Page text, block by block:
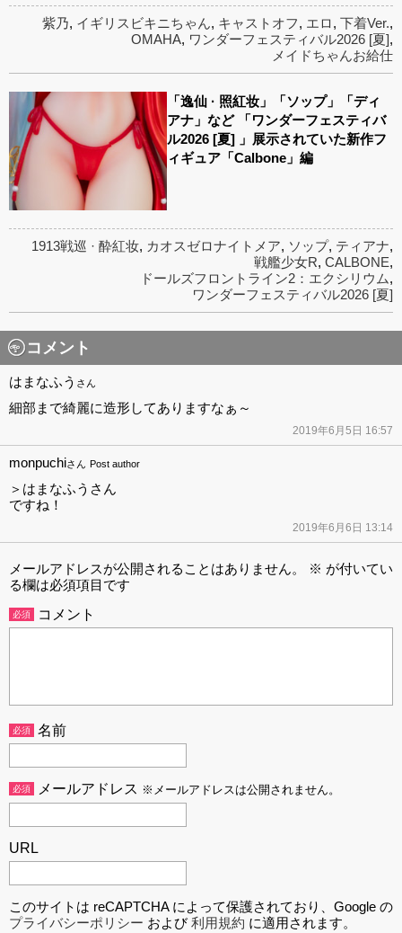
紫乃, イギリスビキニちゃん, キャストオフ, エロ, 下着Ver.,
OMAHA, ワンダーフェスティバル2026 [夏],
メイドちゃんお給仕
「逸仙 · 照紅妆」「ソップ」「ディ
アナ」など 「ワンダーフェスティバ
ル2026 [夏] 」展示されていた新作フ
ィギュア「Calbone」編
1913戦巡 · 酔紅妆, カオスゼロナイトメア, ソップ, ティアナ,
戦艦少女R, CALBONE,
ドールズフロントライン2：エクシリウム,
ワンダーフェスティバル2026 [夏]
コメント
はまなふう さん
細部まで綺麗に造形してありますなぁ～
2019年6月5日 16:57
monpuchiさん Post author
＞はまなふうさん
ですね！
2019年6月6日 13:14
メールアドレスが公開されることはありません。 ※ が付いてい
る欄は必須項目です
必須 コメント
必須 名前
必須 メールアドレス ※メールアドレスは公開されません。
URL
このサイトは reCAPTCHA によって保護されており、Google の
プライバシーポリシー および利用規約 に適用されます。